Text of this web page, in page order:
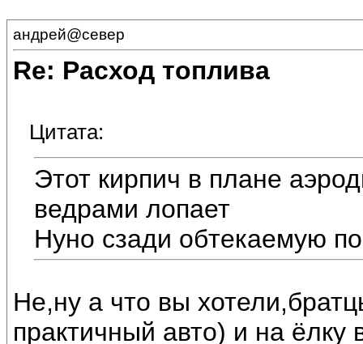
андрей@север
Re: Расход топлива
Цитата:
Этот кирпич в плане
ведрами лопает
Нуно сзади обтекаемую
Не,ну а что вы
практичный авто) и на ёлку